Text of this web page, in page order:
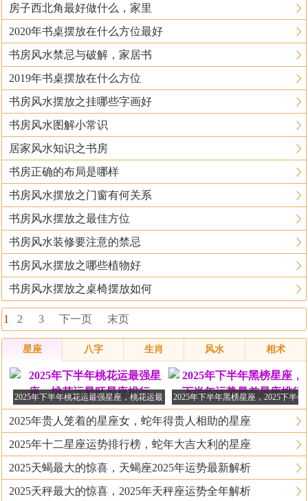
房子西北角最好做什么，家里
2020年书桌摆放在什么方位最好
书房风水禁忌与破解，家居书
2019年书桌摆放在什么方位
书房风水摆放之挂哪些字画好
书房风水图解小常识
居家风水知识之书房
书房正确的布局是哪样
书房风水摆放之门窗有何关系
书房风水摆放之最佳方位
书房风水装修要注意的禁忌
书房风水摆放之哪些植物好
书房风水摆放之桌椅摆放如何
1 2 3 下一页 末页
星座 八字 生肖 风水 相术
2025年下半年桃花运最强星座，桃花运最
旺星座排行
2025年下半年黑榜星座，2025下半年
最差星座排行榜
2025年贵人笼着的星座女，蛇年得贵人相助的星座
2025年十二星座运势排行榜，蛇年大吉大利的星座
2025天蝎最大的惊喜，天蝎座2025年运势最新解析
2025天秤最大的惊喜，2025年天秤座运势全年解析